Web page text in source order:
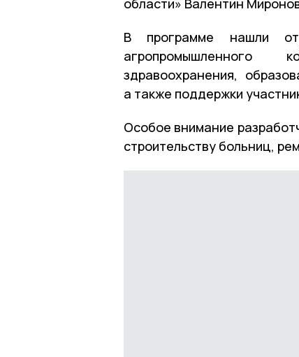
В программе нашли
агропромышленного
здравоохранения,
а также поддержки
Особое внимание
строительству больниц,